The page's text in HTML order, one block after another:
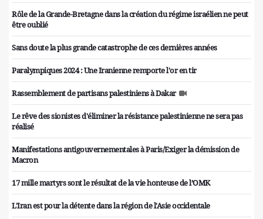
Rôle de la Grande-Bretagne dans la création du régime israélien ne peut
être oublié
Sans doute la plus grande catastrophe de ces dernières années
Paralympiques 2024 : Une Iranienne remporte l'or en tir
Rassemblement de partisans palestiniens à Dakar
Le rêve des sionistes d'éliminer la résistance palestinienne ne sera pas
réalisé
Manifestations antigouvernementales à Paris/Exiger la démission de
Macron
17 mille martyrs sont le résultat de la vie honteuse de l’OMK
L'Iran est pour la détente dans la région de l'Asie occidentale